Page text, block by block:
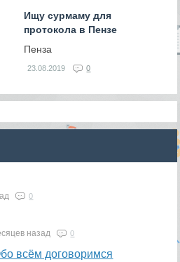
Ищу сурмаму для
протокола в Пензе
Пенза
23.08.2019 0
0
назад 0
всём договоримся